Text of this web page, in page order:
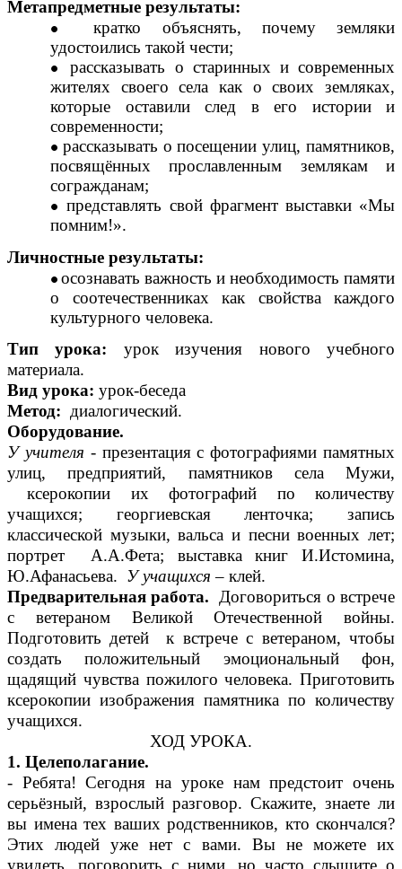
Метапредметные результаты:
кратко объяснять, почему земляки
удостоились такой чести;
рассказывать о старинных и современных
жителях своего села как о своих земляках,
которые оставили след в его истории и
современности;
рассказывать о посещении улиц, памятников,
посвящённых прославленным землякам и
согражданам;
представлять свой фрагмент выставки «Мы
помним!».
Личностные результаты:
осознавать важность и необходимость памяти
о соотечественниках как свойства каждого
культурного человека.
Тип урока: урок изучения нового учебного
материала.
Вид урока: урок-беседа
Метод: диалогический.
Оборудование.
У учителя - презентация с фотографиями памятных
улиц, предприятий, памятников села Мужи,
ксерокопии их фотографий по количеству
учащихся; георгиевская ленточка; запись
классической музыки, вальса и песни военных лет;
портрет А.А.Фета; выставка книг И.Истомина,
Ю.Афанасьева. У учащихся – клей.
Предварительная работа. Договориться о встрече
с ветераном Великой Отечественной войны.
Подготовить детей к встрече с ветераном, чтобы
создать положительный эмоциональный фон,
щадящий чувства пожилого человека. Приготовить
ксерокопии изображения памятника по количеству
учащихся.
ХОД УРОКА.
1. Целеполагание.
- Ребята! Сегодня на уроке нам предстоит очень
серьёзный, взрослый разговор. Скажите, знаете ли
вы имена тех ваших родственников, кто скончался?
Этих людей уже нет с вами. Вы не можете их
увидеть, поговорить с ними, но часто слышите о